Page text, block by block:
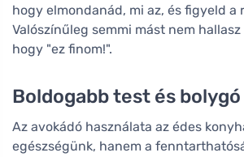
hogy elmondanád, mi az, és figyeld a
Valószínűleg semmi mást nem
hogy "ez finom!".
Boldogabb test és bolygó
Az avokádó használata az édes
egészségünk, hanem a